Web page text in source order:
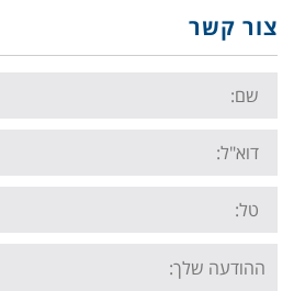
צור קשר
Name:
Email:
Tel:
Your
message: